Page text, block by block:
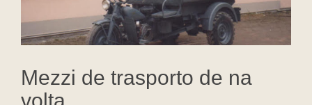
Mezzi de trasporto de na